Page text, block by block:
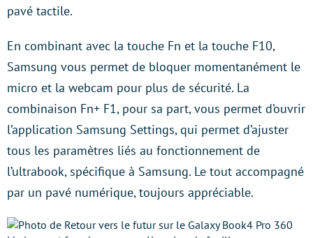
pavé tactile.
En combinant avec la touche Fn et la touche F10,
Samsung vous permet de bloquer momentanément le
micro et la webcam pour plus de sécurité. La
combinaison Fn+ F1, pour sa part, vous permet d’ouvrir
l’application Samsung Settings, qui permet d’ajuster
tous les paramètres liés au fonctionnement de
l’ultrabook, spécifique à Samsung. Le tout accompagné
par un pavé numérique, toujours appréciable.